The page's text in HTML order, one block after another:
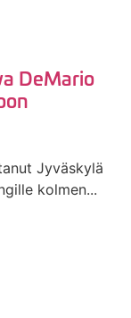
DeMario
Jyväskylä
kolmen...